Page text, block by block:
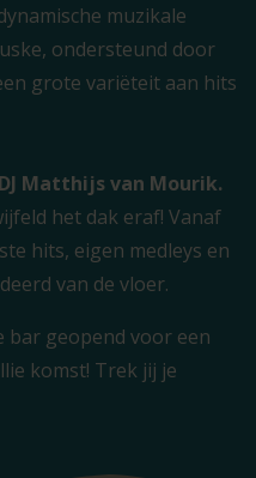
muzikale
ondersteund door
grote variëteit aan hits
DJ Matthijs van Mourik.
het dak eraf! Vanaf
hits, eigen medleys en
van de vloer.
bar geopend voor een
komst! Trek jij je